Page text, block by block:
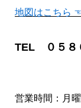
地図はこちら
TEL ０５８
営業時間：月